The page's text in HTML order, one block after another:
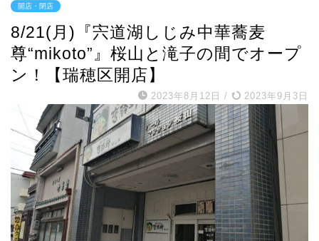
開店・閉店
8/21(月)『宍道湖しじみ中華蕎麦
尊“mikoto”』桜山と滝子の間でオープ
ン！【瑞穂区開店】
2023年8月12日 / 2023年9月3日